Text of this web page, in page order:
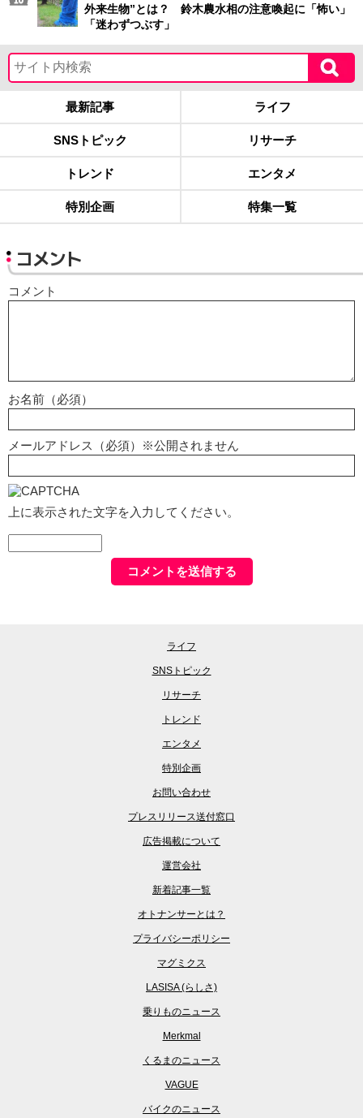
外来生物”とは？ 鈴木農水相の注意喚起に「怖い」
「迷わずつぶす」
最新記事 ライフ
SNSトピック リサーチ
トレンド エンタメ
特別企画 特集一覧
コメント
コメント
お名前（必須）
メールアドレス（必須）※公開されません
上に表示された文字を入力してください。
ライフ
SNSトピック
リサーチ
トレンド
エンタメ
特別企画
お問い合わせ
プレスリリース送付窓口
広告掲載について
運営会社
新着記事一覧
オトナンサーとは？
プライバシーポリシー
マグミクス
LASISA (らしさ)
乗りものニュース
Merkmal
くるまのニュース
VAGUE
バイクのニュース